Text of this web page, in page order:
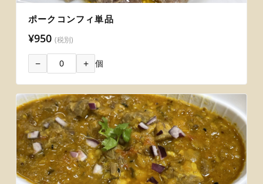
ポークコンフィ単品
¥950 (税別)
− + 個